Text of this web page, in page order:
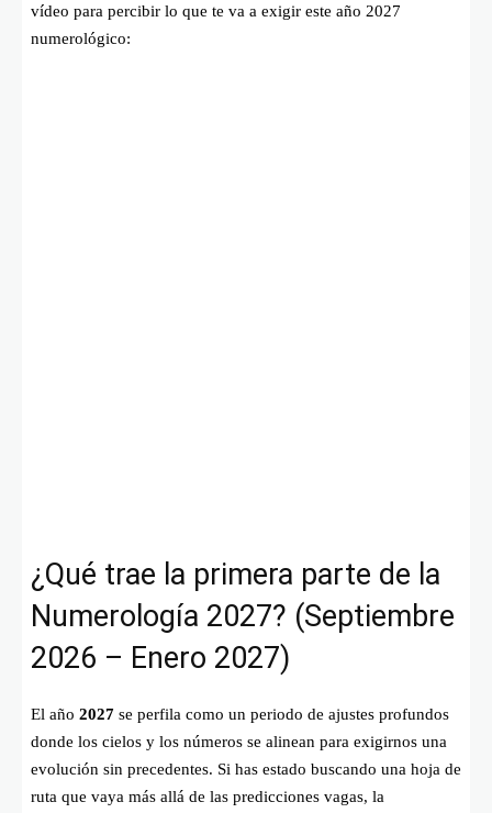
vídeo para percibir lo que te va a exigir este año 2027
numerológico:
¿Qué trae la primera parte de la
Numerología 2027? (Septiembre
2026 – Enero 2027)
El año 2027 se perfila como un periodo de ajustes profundos
donde los cielos y los números se alinean para exigirnos una
evolución sin precedentes. Si has estado buscando una hoja de
ruta que vaya más allá de las predicciones vagas, la